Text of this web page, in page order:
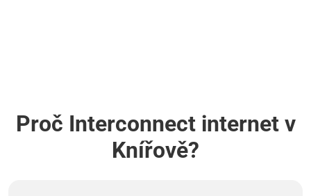
Proč Interconnect internet v
Knířově?